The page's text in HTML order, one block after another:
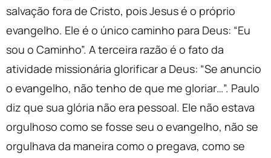
salvação fora de Cristo, pois Jesus é o próprio
evangelho. Ele é o único caminho para Deus: “Eu
sou o Caminho”. A terceira razão é o fato da
atividade missionária glorificar a Deus: “Se anuncio
o evangelho, não tenho de que me gloriar…”. Paulo
diz que sua glória não era pessoal. Ele não estava
orgulhoso como se fosse seu o evangelho, não se
orgulhava da maneira como o pregava, como se